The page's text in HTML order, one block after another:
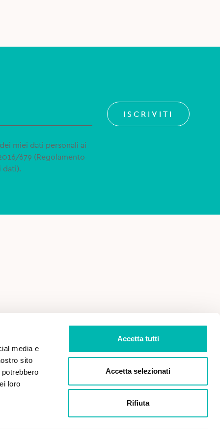
media e
sito
loro
Accetta tutti
Accetta selezionati
Rifiuta
miei dati personali ai
679 (Regolamento
dati).
ISCRIVITI